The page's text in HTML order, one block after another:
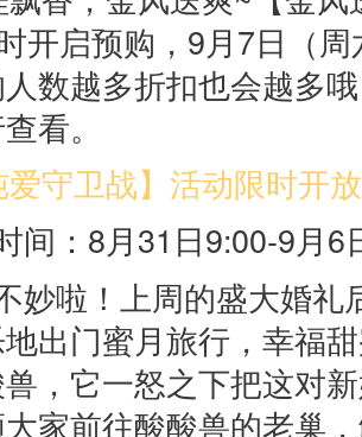
开启预购，9月7日（
数越多折扣也会越多
看。
爱守卫战】活动限时开
间：8月31日9:00-9月6
妙啦！上周的盛大婚
出门蜜月旅行，幸福
，它一怒之下把这对
家前往酸酸兽的老巢